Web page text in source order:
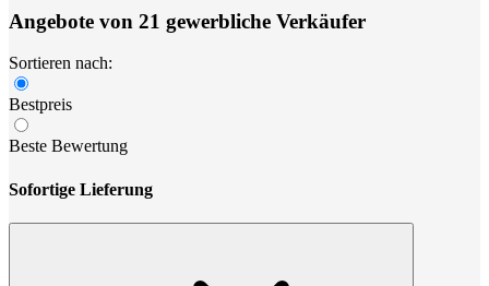
Angebote von 21 gewerbliche Verkäufer
Sortieren nach:
Bestpreis
Beste Bewertung
Sofortige Lieferung